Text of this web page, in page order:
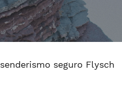
senderismo seguro Flysch